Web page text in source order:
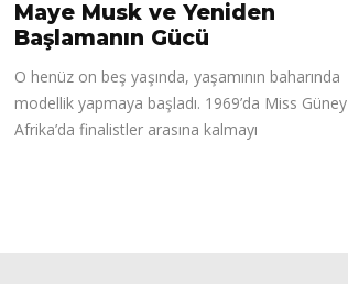
Maye Musk ve Yeniden
Başlamanın Gücü
O henüz on beş yaşında, yaşamının baharında
modellik yapmaya başladı. 1969’da Miss Güney
Afrika’da finalistler arasına kalmayı